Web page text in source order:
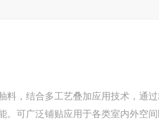
，结合多工艺叠加应用技术，通
可广泛铺贴应用于各类室内外空